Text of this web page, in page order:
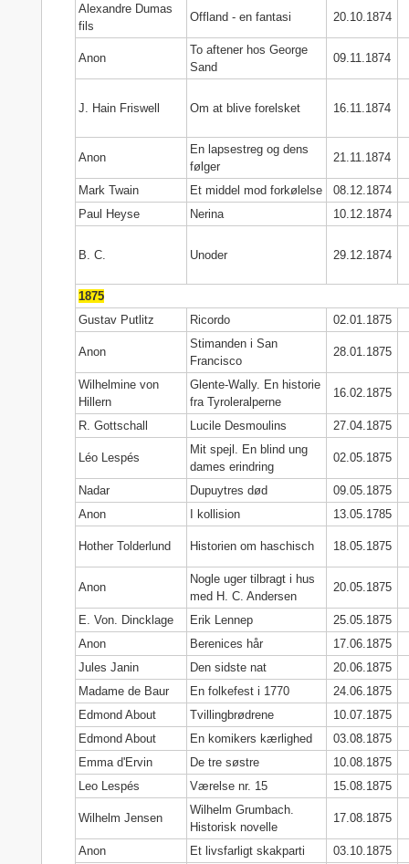
Alexandre Dumas
fils
Offland - en fantasi 20.10.1874
Anon
To aftener hos George
Sand
09.11.1874
J. Hain Friswell Om at blive forelsket 16.11.1874
Anon
En lapsestreg og dens
følger
21.11.1874
Mark Twain Et middel mod forkølelse
08.12.1874
Paul Heyse
Nerina 10.12.1874
B. C. Unoder 29.12.1874
1875
Gustav Putlitz
Ricordo 02.01.1875
Anon
Stimanden i San
Francisco
28.01.1875
Wilhelmine von
Hillern
Glente-Wally. En historie
fra Tyroleralperne
16.02.1875
R. Gottschall Lucile Desmoulins 27.04.1875
Léo Lespés
Mit spejl. En blind ung
dames erindring
02.05.1875
Nadar Dupuytres død
09.05.1875
Anon
I kollision 13.05.1785
Hother Tolderlund Historien om haschisch 18.05.1875
Anon
Nogle uger tilbragt i hus
med H. C. Andersen
20.05.1875
E. Von. Dincklage Erik Lennep
25.05.1875
Anon
Berenices hår
17.06.1875
Jules Janin
Den sidste nat
20.06.1875
Madame de Baur
En folkefest i 1770
24.06.1875
Edmond About
Tvillingbrødrene
10.07.1875
Edmond About
En komikers kærlighed
03.08.1875
Emma d'Ervin
De tre søstre
10.08.1875
Leo Lespés
Værelse nr. 15 15.08.1875
Wilhelm Jensen
Wilhelm Grumbach.
Historisk novelle
17.08.1875
Anon Et livsfarligt skakparti 03.10.1875